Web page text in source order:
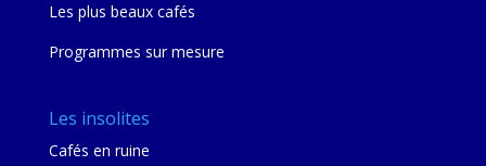
Les plus beaux cafés
Programmes sur mesure
Les insolites
Cafés en ruine